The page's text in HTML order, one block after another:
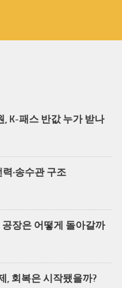
K-패스 반값 누가 받나
·송수관 구조
공장은 어떻게 돌아갈까
, 회복은 시작됐을까?